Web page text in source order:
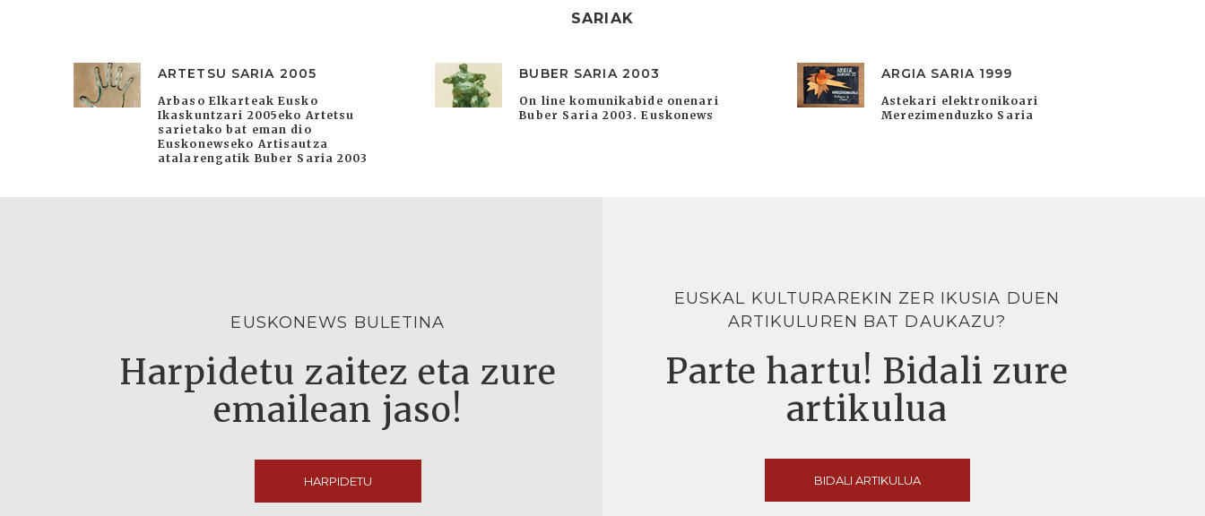
SARIAK
ARTETSU SARIA 2005
Arbaso Elkarteak Eusko
Ikaskuntzari 2005eko Artetsu
sarietako bat eman dio
Euskonewseko Artisautza
atalarengatik Buber Saria 2003
BUBER SARIA 2003
On line komunikabide onenari
Buber Saria 2003. Euskonews
ARGIA SARIA 1999
Astekari elektronikoari
Merezimenduzko Saria
EUSKONEWS BULETINA
Harpidetu zaitez eta zure
emailean jaso!
HARPIDETU
EUSKAL KULTURAREKIN ZER IKUSIA DUEN
ARTIKULUREN BAT DAUKAZU?
Parte hartu! Bidali zure
artikulua
BIDALI ARTIKULUA